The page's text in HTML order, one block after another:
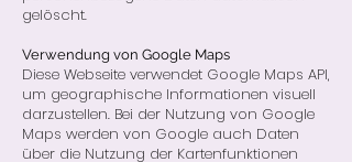
gelöscht.
Verwendung von Google Maps
Diese Webseite verwendet Google Maps API,
um geographische Informationen visuell
darzustellen. Bei der Nutzung von Google
Maps werden von Google auch Daten
über die Nutzung der Kartenfunktionen